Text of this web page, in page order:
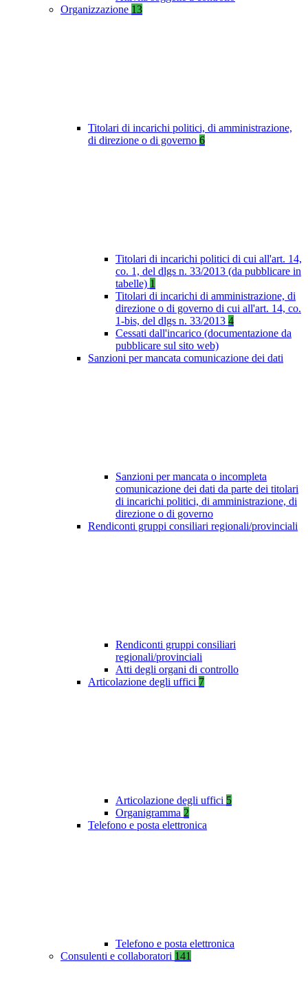
Organizzazione 13
Titolari di incarichi politici, di amministrazione,
di direzione o di governo 6
Titolari di incarichi politici di cui all'art. 14,
co. 1, del dlgs n. 33/2013 (da pubblicare in
tabelle) 1
Titolari di incarichi di amministrazione, di
direzione o di governo di cui all'art. 14, co.
1-bis, del dlgs n. 33/2013 4
Cessati dall'incarico (documentazione da
pubblicare sul sito web)
Sanzioni per mancata comunicazione dei dati
Sanzioni per mancata o incompleta
comunicazione dei dati da parte dei titolari
di incarichi politici, di amministrazione, di
direzione o di governo
Rendiconti gruppi consiliari regionali/provinciali
Rendiconti gruppi consiliari
regionali/provinciali
Atti degli organi di controllo
Articolazione degli uffici 7
Articolazione degli uffici 5
Organigramma 2
Telefono e posta elettronica
Telefono e posta elettronica
Consulenti e collaboratori 141